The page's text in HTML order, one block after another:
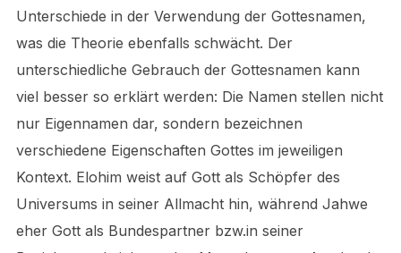
Unterschiede in der Verwendung der Gottesnamen,
was die Theorie ebenfalls schwächt. Der
unterschiedliche Gebrauch der Gottesnamen kann
viel besser so erklärt werden: Die Namen stellen nicht
nur Eigennamen dar, sondern bezeichnen
verschiedene Eigenschaften Gottes im jeweiligen
Kontext. Elohim weist auf Gott als Schöpfer des
Universums in seiner Allmacht hin, während Jahwe
eher Gott als Bundespartner bzw.in seiner